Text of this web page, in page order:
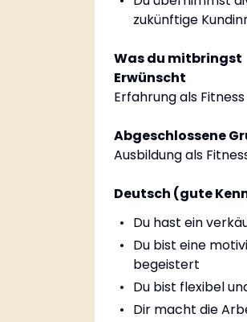
zukünftige
Was du mitbringst
Erwünscht
Erfahrung als
Abgeschlossene
Ausbildung als
Deutsch (gute
Du hast ein
Du bist eine
begeistert
Du bist flexibel
Dir macht die